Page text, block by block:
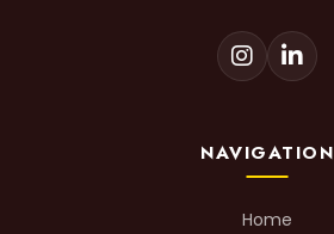
NAVIGATION
Home